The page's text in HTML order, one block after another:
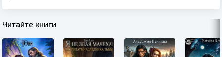
Читайте книги